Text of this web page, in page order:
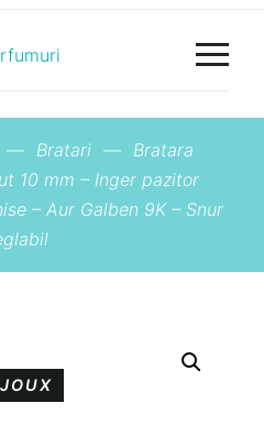
— Bratari —
Bratara
10 mm – Inger pazitor
– Aur Galben 9K – Snur